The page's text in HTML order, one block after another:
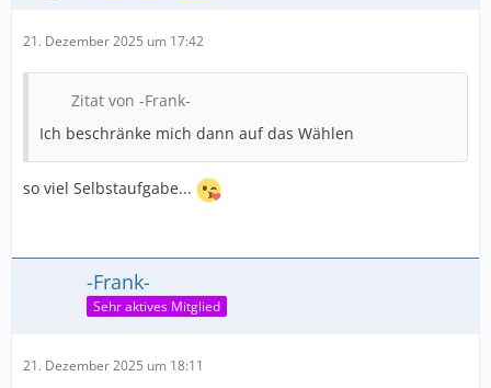
21. Dezember 2025 um 17:42
Zitat von -Frank-
Ich beschränke mich dann auf das Wählen
so viel Selbstaufgabe...
-Frank-
Sehr aktives Mitglied
21. Dezember 2025 um 18:11